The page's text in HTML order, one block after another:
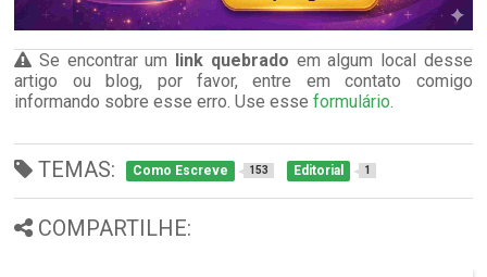
Se encontrar um link quebrado em algum local desse
artigo ou blog, por favor, entre em contato comigo
informando sobre esse erro. Use esseformulário
TEMAS: Como Escreve 153 Editorial 1
COMPARTILHE: